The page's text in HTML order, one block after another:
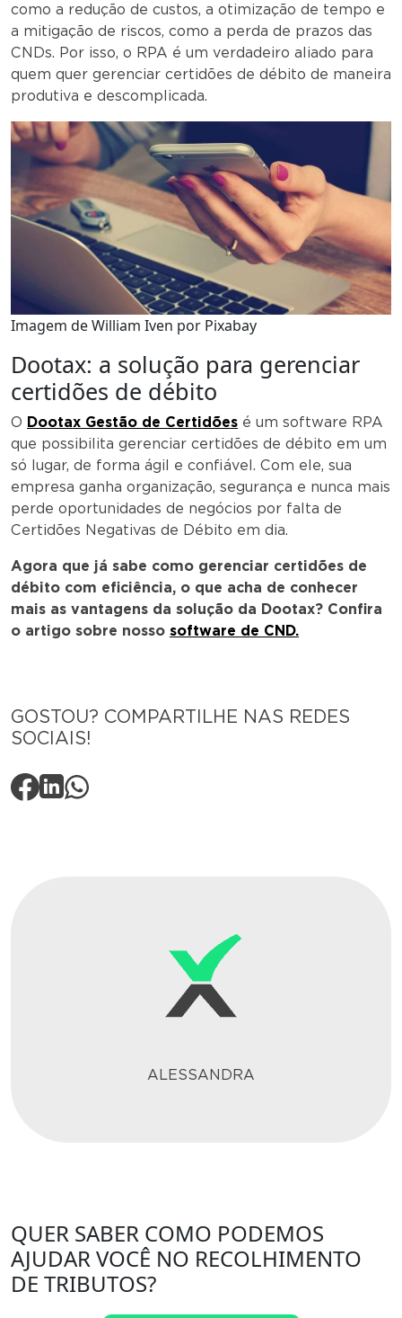
como a redução de custos, a otimização de tempo e
a mitigação de riscos, como a perda de prazos das
CNDs. Por isso, o RPA é um verdadeiro aliado para
quem quer gerenciar certidões de débito de maneira
produtiva e descomplicada.
Imagem de William Iven por Pixabay
Dootax: a solução para gerenciar
certidões de débito
O Dootax Gestão de Certidões é um software RPA
que possibilita gerenciar certidões de débito em um
só lugar, de forma ágil e confiável. Com ele, sua
empresa ganha organização, segurança e nunca mais
perde oportunidades de negócios por falta de
Certidões Negativas de Débito em dia.
Agora que já sabe como gerenciar certidões de
débito com eficiência, o que acha de conhecer
mais as vantagens da solução da Dootax? Confira
o artigo sobre nosso software de CND.
GOSTOU? COMPARTILHE NAS REDES
SOCIAIS!
ALESSANDRA
QUER SABER COMO PODEMOS
AJUDAR VOCÊ NO RECOLHIMENTO
DE TRIBUTOS?